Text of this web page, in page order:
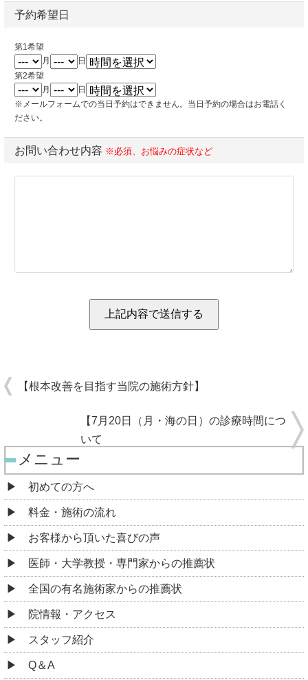
予約希望日
第1希望
月
日
第2希望
月
日
※メールフォームでの当日予約はできません。当日予約の場合はお電話く
ださい。
お問い合わせ内容 ※必須、お悩みの症状など
【根本改善を目指す当院の施術方針】
【7月20日（月・海の日）の診療時間につ
いて
メニュー
初めての方へ
料金・施術の流れ
お客様から頂いた喜びの声
医師・大学教授・専門家からの推薦状
全国の有名施術家からの推薦状
院情報・アクセス
スタッフ紹介
Q＆A